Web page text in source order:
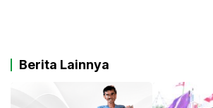
Berita Lainnya